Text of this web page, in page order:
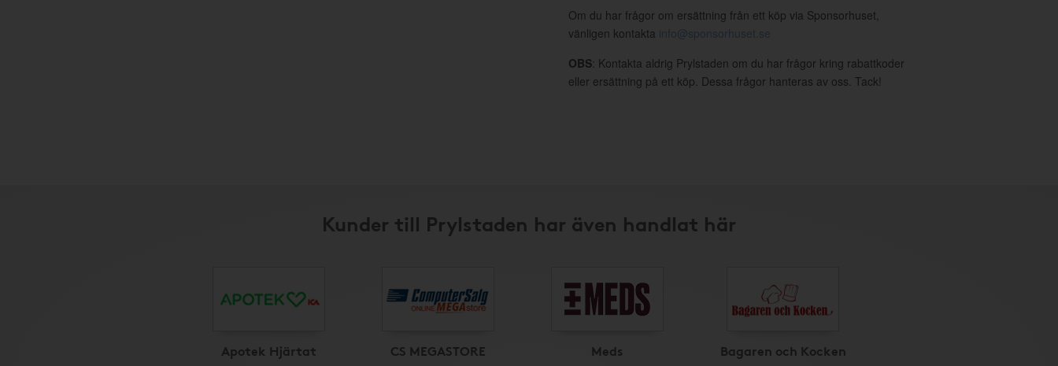
Om du har frågor om ersättning från ett köp via Sponsorhuset,
vänligen kontakta info@sponsorhuset.se
OBS: Kontakta aldrig Prylstaden om du har frågor kring rabattkoder
eller ersättning på ett köp. Dessa frågor hanteras av oss. Tack!
Kunder till Prylstaden har även handlat här
Apotek Hjärtat CS MEGASTORE Meds Bagaren och Kocken